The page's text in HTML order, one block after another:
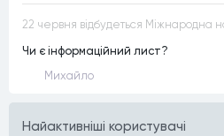
Чи є інформаційний лист?
Михайло
Найактивнiшi користувачi